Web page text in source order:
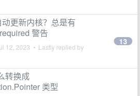
更新内核？总是有
警告
12, 2023 • Lastly replied by
13
转换成
类型